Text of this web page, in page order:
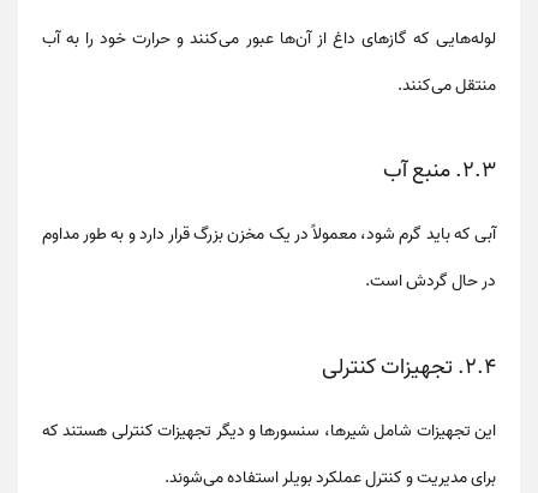
لوله‌هایی که گازهای داغ از آن‌ها عبور می‌کنند و حرارت خود را به آب
منتقل می‌کنند.
۲.۳. منبع آب
آبی که باید گرم شود، معمولاً در یک مخزن بزرگ قرار دارد و به طور مداوم
در حال گردش است.
۲.۴. تجهیزات کنترلی
این تجهیزات شامل شیرها، سنسورها و دیگر تجهیزات کنترلی هستند که
برای مدیریت و کنترل عملکرد بویلر استفاده می‌شوند.